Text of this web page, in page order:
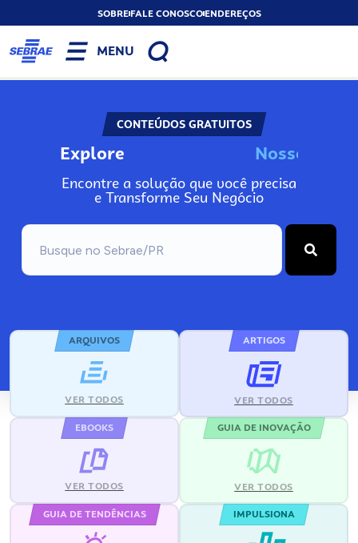
SOBREFALE CONOSCOENDEREÇOS
MENU
CONTEÚDOS GRATUITOS
Explore Nosso
Encontre a solução que você precisa
e Transforme Seu Negócio
ARQUIVOS
VER TODOS
ARTIGOS
VER TODOS
EBOOKS
VER TODOS
GUIA DE INOVAÇÃO
VER TODOS
GUIA DE TENDÊNCIAS IMPULSIONA